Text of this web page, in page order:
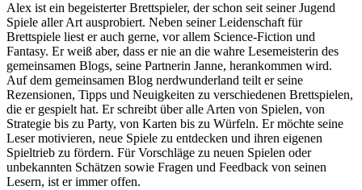
Alex ist ein begeisterter Brettspieler, der schon seit seiner Jugend
Spiele aller Art ausprobiert. Neben seiner Leidenschaft für
Brettspiele liest er auch gerne, vor allem Science-Fiction und
Fantasy. Er weiß aber, dass er nie an die wahre Lesemeisterin des
gemeinsamen Blogs, seine Partnerin Janne, herankommen wird.
Auf dem gemeinsamen Blog nerdwunderland teilt er seine
Rezensionen, Tipps und Neuigkeiten zu verschiedenen Brettspielen,
die er gespielt hat. Er schreibt über alle Arten von Spielen, von
Strategie bis zu Party, von Karten bis zu Würfeln. Er möchte seine
Leser motivieren, neue Spiele zu entdecken und ihren eigenen
Spieltrieb zu fördern. Für Vorschläge zu neuen Spielen oder
unbekannten Schätzen sowie Fragen und Feedback von seinen
Lesern, ist er immer offen.